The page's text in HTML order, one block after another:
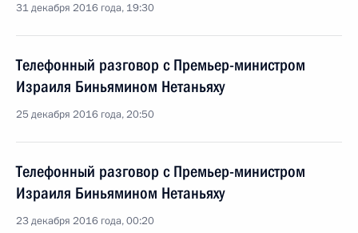
31 декабря 2016 года, 19:30
Телефонный разговор с Премьер-министром
Израиля Биньямином Нетаньяху
25 декабря 2016 года, 20:50
Телефонный разговор с Премьер-министром
Израиля Биньямином Нетаньяху
23 декабря 2016 года, 00:20